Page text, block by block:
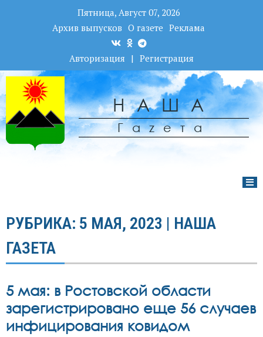
Пятница, Август 07, 2026
Архив выпусков О газете Реклама
Авторизация | Регистрация
НАША
Гаzета
РУБРИКА: 5 МАЯ, 2023 | НАША
ГАЗЕТА
5 мая: в Ростовской области
зарегистрировано еще 56 случаев
инфицирования ковидом